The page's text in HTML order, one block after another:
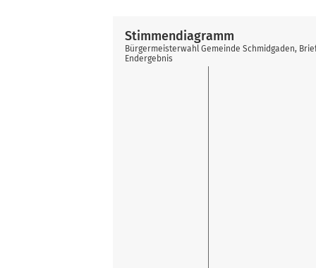
Stimmendiagramm
Bürgermeisterwahl Gemeinde Schmidgaden,
Endergebnis